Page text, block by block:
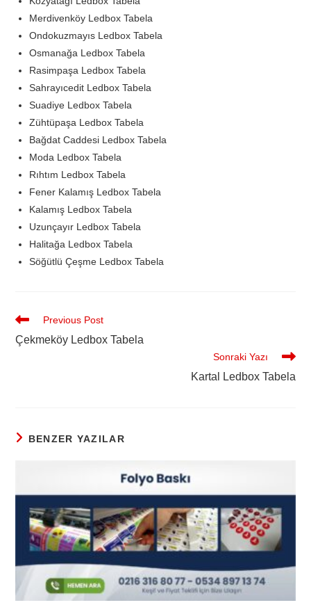
Merdivenköy Ledbox Tabela
Ondokuzmayıs Ledbox Tabela
Osmanağa Ledbox Tabela
Rasimpaşa Ledbox Tabela
Sahrayıcedit Ledbox Tabela
Suadiye Ledbox Tabela
Zühtüpaşa Ledbox Tabela
Bağdat Caddesi Ledbox Tabela
Moda Ledbox Tabela
Rıhtım Ledbox Tabela
Fener Kalamış Ledbox Tabela
Kalamış Ledbox Tabela
Uzunçayır Ledbox Tabela
Halitağa Ledbox Tabela
Söğütlü Çeşme Ledbox Tabela
Previous Post
Çekmeköy Ledbox Tabela
Sonraki Yazı
Kartal Ledbox Tabela
BENZER YAZILAR